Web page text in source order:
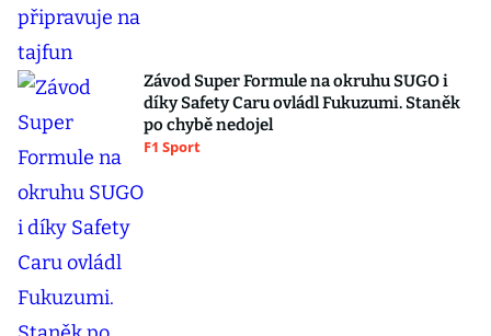
Závod Super Formule na okruhu SUGO i
díky Safety Caru ovládl Fukuzumi. Staněk
po chybě nedojel
F1 Sport